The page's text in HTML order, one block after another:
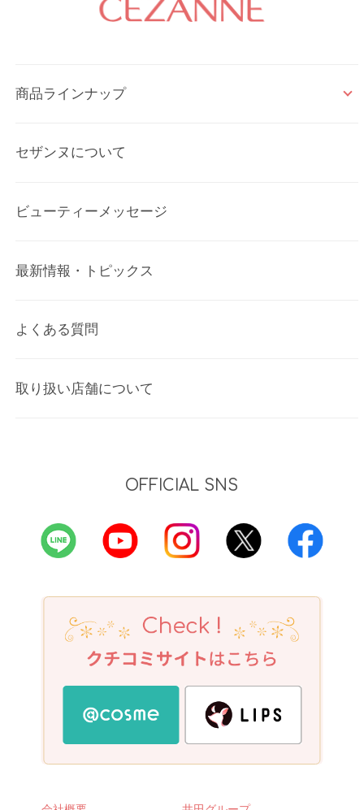
商品ラインナップ
セザンヌについて
ビューティーメッセージ
最新情報・トピックス
よくある質問
取り扱い店舗について
OFFICIAL SNS